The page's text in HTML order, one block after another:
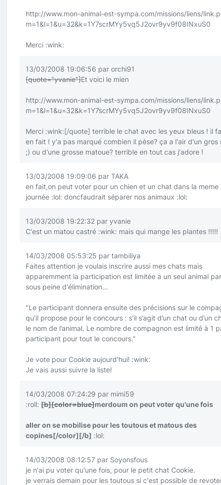
http://www.mon-animal-est-sympa.com/missions/liens/
m=1&l=1&u=32&k=1Y7scrMYy5vq5J2ovr9yv9f08INxuS0
Merci :wink:
13/03/2008 19:06:56 par orchi91
[quote="yvanie"]Et voici le mien
http://www.mon-animal-est-sympa.com/missions/liens/
m=1&l=1&u=32&k=1Y7scrMYy5vq5J2ovr9yv9f08INxuS0
Merci :wink:[/quote] terrible le chat avec les yeux bleus ! il
en fait ! y'a pas marqué combien il pèse? ça a l'air d'un gros
;) ou d'une grosse matoue? terrible en tout cas j'adore !
13/03/2008 19:09:06 par TAKA
en fait,on peut voter pour un chien et un chat dans la meme
journée :lol: doncfaudrait séparer nos animaux :lol:
13/03/2008 19:22:32 par yvanie
C'est un matou castré :wink: mais qui mange les plantes !!!!!
14/03/2008 05:53:25 par tambiliya
Faites attention je voulais inscrire aussi mes chats mais
apparemment la participation est limitée a un seul animal
sous peine d'élimination...
"Le participant donnera ensuite des précisions sur le
qu’il propose pour le concours : s’il s’agit d’un chat ou d’un
le nom de l’animal. Le nombre de compagnon est limité à 1
participant pour tout le concours."
Je vote pour Cookie aujourd'hui! :wink:
Je vais aussi suivre la liste!
14/03/2008 07:24:29 par mimi59
:roll: [b][color=blue]merdoum on peut voter qu'une fois
aller on se mobilise pour les toutous et matous des
copines[/color][/b] :lol:
14/03/2008 08:12:57 par Soyonsfous
je n'ai pu voter qu'une fois, pour le petit chat Cookie.
je verrais demain pour les toutous si c'est possible de